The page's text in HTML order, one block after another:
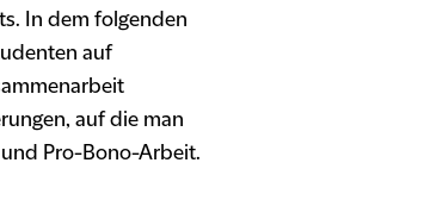
In dem folgenden
auf
auf die man
Pro-Bono-Arbeit.